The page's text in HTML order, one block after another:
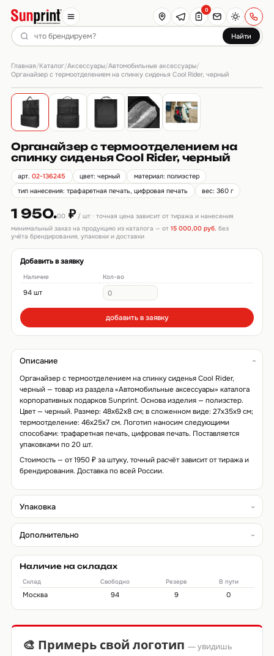
Найти
0
Главная/Каталог/Аксессуары/Автомобильные аксессуары/
Органайзер с термоотделением на спинку сиденья Cool Rider, черный
Органайзер с термоотделением на
спинку сиденья Cool Rider, черный
арт.02-136245 цвет: черный
материал: полиэстер
тип нанесения: трафаретная печать, цифровая печать
вес: 360 г
1 950.00₽/ шт · точная цена зависит от тиража и нанесения
минимальный заказ на продукцию из каталога — от 15 000,00 руб. без
учёта брендирования, упаковки и доставки
Добавить в заявку
Наличие Кол-во
94 шт
добавить в заявку
Описание
Органайзер с термоотделением на спинку сиденья Cool Rider,
черный — товар из раздела «Автомобильные аксессуары» каталога
корпоративных подарков Sunprint. Основа изделия — полиэстер.
Цвет — черный. Размер: 48x62x8 см; в сложенном виде: 27x35x9 см;
термоотделение: 46x25x7 см. Логотип наносим следующими
способами: трафаретная печать, цифровая печать. Поставляется
упаковками по 20 шт.
Стоимость — от 1950 ₽ за штуку, точный расчёт зависит от тиража и
брендирования. Доставка по всей России.
Упаковка
Дополнительно
Наличие на складах
Склад Свободно Резерв В пути
Москва 94 9 0
🎨 Примерь свой логотип — увидишь